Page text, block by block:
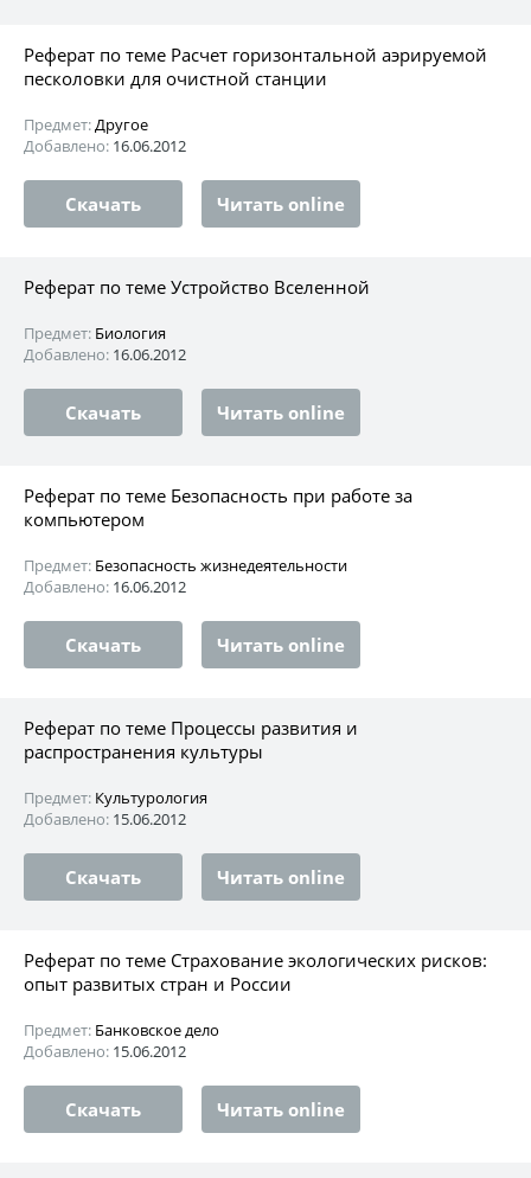
Реферат по теме Расчет горизонтальной аэрируемой
песколовки для очистной станции
Предмет:Другое
Добавлено: 16.06.2012
Скачать Читать online
Реферат по теме Устройство Вселенной
Предмет: Биология
Добавлено: 16.06.2012
Скачать Читать online
Реферат по теме Безопасность при работе за
компьютером
Предмет: Безопасность жизнедеятельности
Добавлено: 16.06.2012
Скачать Читать online
Реферат по теме Процессы развития и
распространения культуры
Предмет: Культурология
Добавлено: 15.06.2012
Скачать Читать online
Реферат по теме Страхование экологических рисков:
опыт развитых стран и России
Предмет: Банковское дело
Добавлено: 15.06.2012
Скачать Читать online